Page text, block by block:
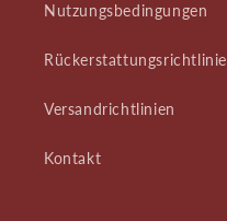
Nutzungsbedingungen
Rückerstattungsrichtlinie
Versandrichtlinien
Kontakt